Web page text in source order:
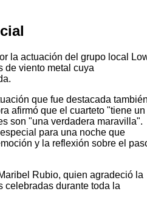
la actuación del grupo local
de viento metal cuya
que fue destacada
afirmó que el cuarteto "tiene un
son "una verdadera maravilla".
para una noche que
y la reflexión sobre el
Rubio, quien agradeció la
celebradas durante toda la